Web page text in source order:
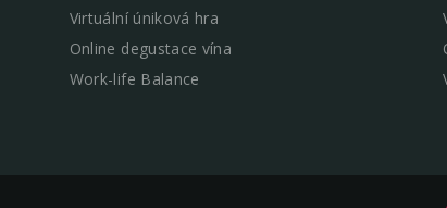
Virtuální úniková hra
Online degustace vína
Work-life Balance